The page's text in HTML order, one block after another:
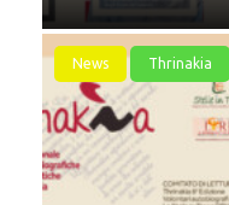
News Thrinakia